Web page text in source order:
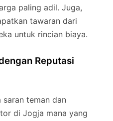
paling adil. Juga,
tawaran dari
untuk rincian biaya.
Reputasi
saran teman dan
di Jogja mana yang